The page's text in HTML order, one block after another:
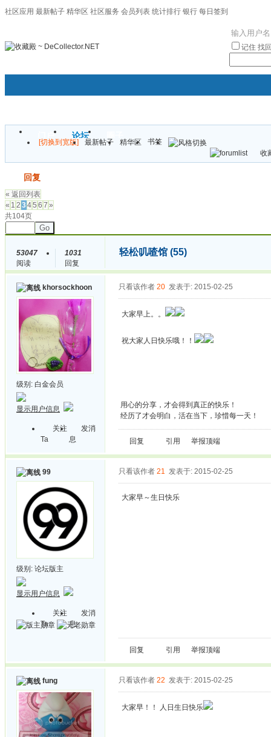
社区应用 最新帖子 精华区 社区服务 会员列表 统计排行 银行 每日签到
记住 找
门户 论坛
[切换到宽版] 最新帖子 精华区
书签
收
回复
« 返回列表
« 1 2 345 6 7 »
共104页
Go
53047
阅读
1031
回复
轻松叽喳馆 (55)
khorsockhoon
级别: 白金会员
显示用户信息
关注
Ta
发消
息
只看该作者 20 发表于: 2015-02-25
大家早上。。
祝大家人日快乐哦！！
用心的分享，才会得到真正的快乐！
经历了才会明白，活在当下，珍惜每一天！
回复 引用 举报顶端
99
级别: 论坛版主
显示用户信息
关注
Ta
发消
息
只看该作者 21 发表于: 2015-02-25
大家早～生日快乐
回复 引用 举报顶端
fung 只看该作者 22 发表于: 2015-02-25
大家早！！ 人日生日快乐